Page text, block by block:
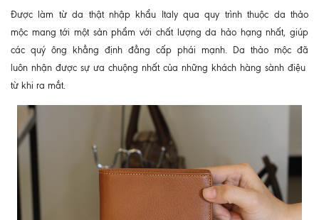
Được làm từ da thật nhập khẩu Italy qua quy trình thuộc da thảo
mộc mang tới một sản phẩm với chất lượng da hảo hạng nhất, giúp
các quý ông khẳng định đẳng cấp phái mạnh. Da thảo mộc đã
luôn nhận được sự ưa chuộng nhất của những khách hàng sành điệu
từ khi ra mắt.